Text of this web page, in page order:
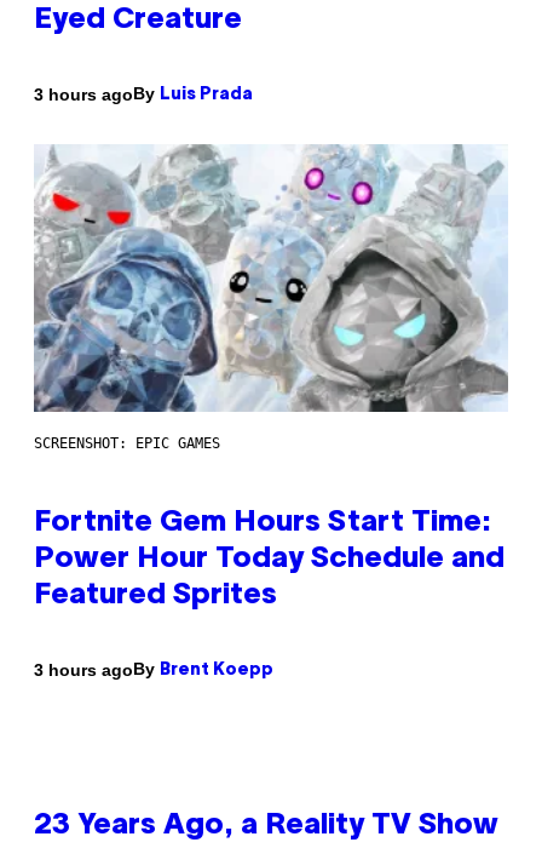
Eyed Creature
3 hours agoBy Luis Prada
SCREENSHOT: EPIC GAMES
Fortnite Gem Hours Start Time:
Power Hour Today Schedule and
Featured Sprites
3 hours agoBy Brent Koepp
23 Years Ago, a Reality TV Show